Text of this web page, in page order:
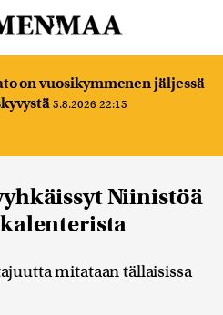
on vuosikymmenen jäljessä
5.8.2026 22:15
Niinistöä
mitataan tällaisissa